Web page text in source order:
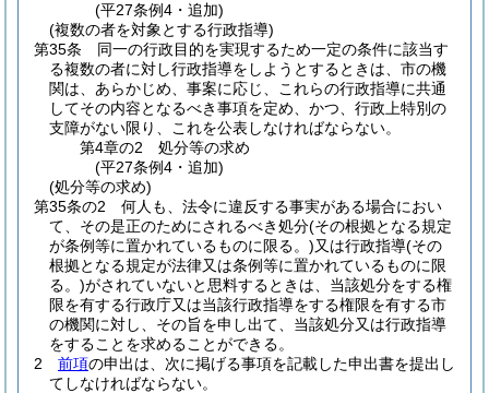
(平27条例4・追加)
(複数の者を対象とする行政指導)
第35条
同一の行政目的を実現するため一定の条件に該当す
る複数の者に対し行政指導をしようとするときは、市の機
関は、あらかじめ、事案に応じ、これらの行政指導に共通
してその内容となるべき事項を定め、かつ、行政上特別の
支障がない限り、これを公表しなければならない。
第4章の2
処分等の求め
(平27条例4・追加)
(処分等の求め)
第35条の2
何人も、法令に違反する事実がある場合におい
て、その是正のためにされるべき処分(その根拠となる規定
が条例等に置かれているものに限る。)又は行政指導(その
根拠となる規定が法律又は条例等に置かれているものに限
る。)がされていないと思料するときは、当該処分をする権
限を有する行政庁又は当該行政指導をする権限を有する市
の機関に対し、その旨を申し出て、当該処分又は行政指導
をすることを求めることができる。
2
前項の申出は、次に掲げる事項を記載した申出書を提出し
てしなければならない。